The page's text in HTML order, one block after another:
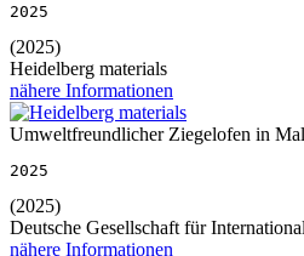
2025
(2025)
Heidelberg materials
nähere Informationen
Umweltfreundlicher Ziegelofen in
2025
(2025)
Deutsche Gesellschaft für
nähere Informationen